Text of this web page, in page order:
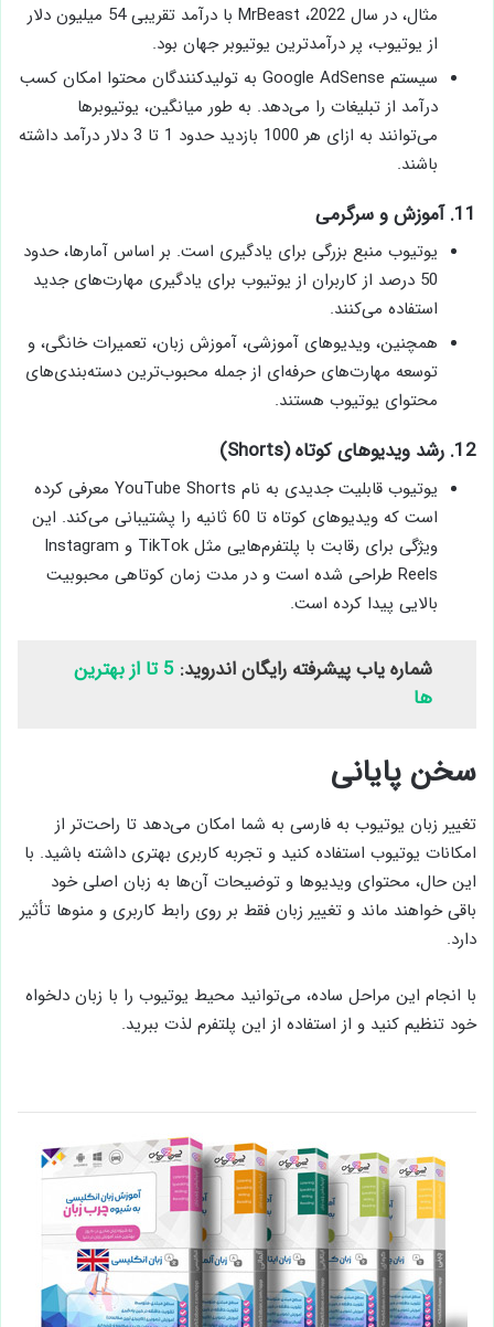
مثال، در سال 2022، MrBeast با درآمد تقریبی 54 میلیون دلار
از یوتیوب، پر درآمدترین یوتیوبر جهان بود.
سیستم Google AdSense به تولیدکنندگان محتوا امکان کسب
درآمد از تبلیغات را می‌دهد. به طور میانگین، یوتیوبرها
می‌توانند به ازای هر 1000 بازدید حدود 1 تا 3 دلار درآمد داشته
باشند.
11. آموزش و سرگرمی
یوتیوب منبع بزرگی برای یادگیری است. بر اساس آمارها، حدود
50 درصد از کاربران از یوتیوب برای یادگیری مهارت‌های جدید
استفاده می‌کنند.
همچنین، ویدیوهای آموزشی، آموزش زبان، تعمیرات خانگی، و
توسعه مهارت‌های حرفه‌ای از جمله محبوب‌ترین دسته‌بندی‌های
محتوای یوتیوب هستند.
12. رشد ویدیوهای کوتاه (Shorts)
یوتیوب قابلیت جدیدی به نام YouTube Shorts معرفی کرده
است که ویدیوهای کوتاه تا 60 ثانیه را پشتیبانی می‌کند. این
ویژگی برای رقابت با پلتفرم‌هایی مثل TikTok و Instagram
Reels طراحی شده است و در مدت زمان کوتاهی محبوبیت
بالایی پیدا کرده است.
شماره یاب پیشرفته رایگان اندروید:
5 تا از بهترین
ها
سخن پایانی
تغییر زبان یوتیوب به فارسی به شما امکان می‌دهد تا راحت‌تر از
امکانات یوتیوب استفاده کنید و تجربه کاربری بهتری داشته باشید. با
این حال، محتوای ویدیوها و توضیحات آن‌ها به زبان اصلی خود
باقی خواهند ماند و تغییر زبان فقط بر روی رابط کاربری و منوها تأثیر
دارد.
با انجام این مراحل ساده، می‌توانید محیط یوتیوب را با زبان دلخواه
خود تنظیم کنید و از استفاده از این پلتفرم لذت ببرید.